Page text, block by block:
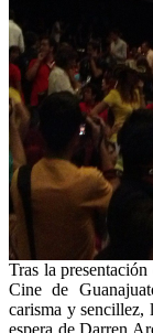
Tras la
Cine de
carisma y sencillez,